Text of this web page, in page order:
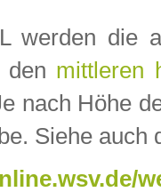
werden die
den mittleren
nach Höhe
Siehe auch